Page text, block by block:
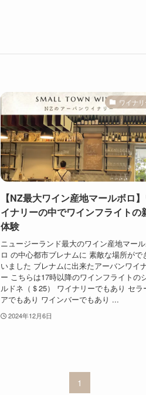
ワイナリ
【NZ最大ワイン産地マールボロ
イナリーの中でワインフライトの
体験
ニュージーランド最大のワイン産地マー
ロ の中心都市ブレナムに 素敵な場所がで
いました ブレナムに出来たアーバンワイ
ー こちらは17時以降のワインフライトの
ルドネ（＄25） ワイナリーでもあり セラ
アでもあり ワインバーでもあり ...
2024年12月6日
1